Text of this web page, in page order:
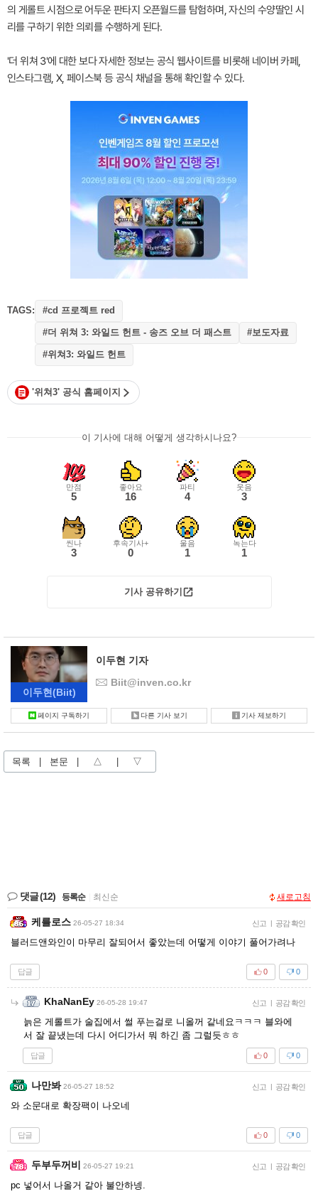
의 게롤트 시점으로 어두운 판타지 오픈월드를 탐험하며, 자신의 수양딸인 시
리를 구하기 위한 의뢰를 수행하게 된다.
'더 위쳐 3'에 대한 보다 자세한 정보는 공식 웹사이트를 비롯해 네이버 카페,
인스타그램, X, 페이스북 등 공식 채널을 통해 확인할 수 있다.
TAGS: #cd 프로젝트 red
#더 위쳐 3: 와일드 헌트 - 송즈 오브 더 패스트 #보도자료
#위쳐3: 와일드 헌트
'위쳐3' 공식 홈페이지
이 기사에 대해 어떻게 생각하시나요?
만점
5
좋아요
16
파티
4
웃음
3
씬나
3
후속기사+
0
울음
1
녹는다
1
기사 공유하기
이두현(Biit)
이두현 기자
Biit@inven.co.kr
페이지 구독하기 다른 기사 보기 기사 제보하기
목록 본문 △ ▽
댓글(12) 등록순 최신순 새로고침
케를로스 26-05-27 18:34 신고 | 공감 확인
블러드앤와인이 마무리 잘되어서 좋았는데 어떻게 이야기 풀어가려나
답글 0
0
KhaNanEy 26-05-28 19:47 신고 | 공감 확인
늙은 게롤트가 술집에서 썰 푸는걸로 니올꺼 같네요ㅋㅋㅋ 블와에
서 잘 끝냈는데 다시 어디가서 뭐 하긴 좀 그럴듯ㅎㅎ
답글 0
0
나만봐 26-05-27 18:52 신고 | 공감 확인
와 소문대로 확장팩이 나오네
답글 0
0
두부두꺼비 26-05-27 19:21 신고 | 공감 확인
pc 넣어서 나올거 같아 불안하넹.